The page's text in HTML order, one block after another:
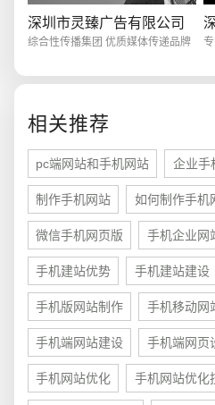
深圳市灵臻广告有限公司
综合性传播集团 优质媒体传递品牌
相关推荐
pc端网站和手机网站 企业手
制作手机网站 如何制作手机
微信手机网页版 手机企业网
手机建站优势 手机建站建设
手机版网站制作 手机移动网
手机端网站建设 手机端网页
手机网站优化 手机网站优化
创意品牌型网站 ·
电商及系统平台